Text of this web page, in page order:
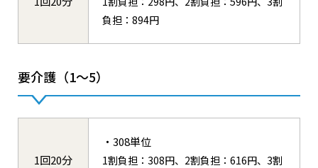
負担：894円
要介護（1〜5）
1回20分
・308単位
1割負担：308円、2割負担：616円、3割